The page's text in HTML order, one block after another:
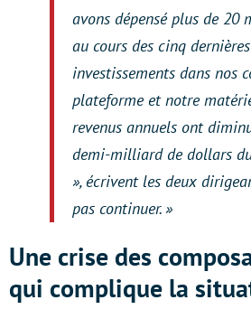
avons dépensé plus de
au cours des cinq
investissements dans nos
plateforme et notre
revenus annuels ont
demi-milliard de dollars
», écrivent les deux
pas continuer. »
Une crise des
qui complique la